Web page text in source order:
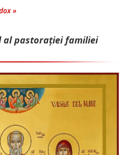
»
al pastorației familiei